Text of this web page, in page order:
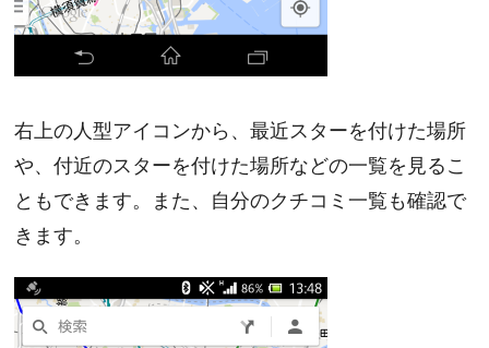
右上の人型アイコンから、最近スターを付けた場所
や、付近のスターを付けた場所などの一覧を見るこ
ともできます。また、自分のクチコミ一覧も確認で
きます。